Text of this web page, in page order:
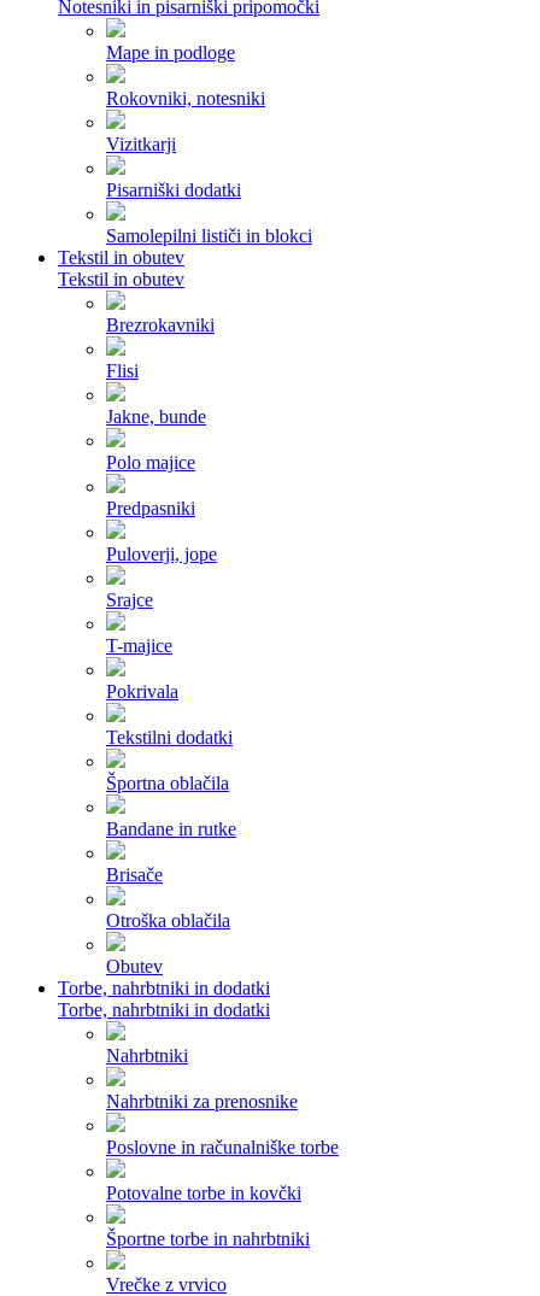
Notesniki in pisarniški pripomočki
Mape in podloge
Rokovniki, notesniki
Vizitkarji
Pisarniški dodatki
Samolepilni lističi in blokci
Tekstil in obutev
Tekstil in obutev
Brezrokavniki
Flisi
Jakne, bunde
Polo majice
Predpasniki
Puloverji, jope
Srajce
T-majice
Pokrivala
Tekstilni dodatki
Športna oblačila
Bandane in rutke
Brisače
Otroška oblačila
Obutev
Torbe, nahrbtniki in dodatki
Torbe, nahrbtniki in dodatki
Nahrbtniki
Nahrbtniki za prenosnike
Poslovne in računalniške torbe
Potovalne torbe in kovčki
Športne torbe in nahrbtniki
Vrečke z vrvico